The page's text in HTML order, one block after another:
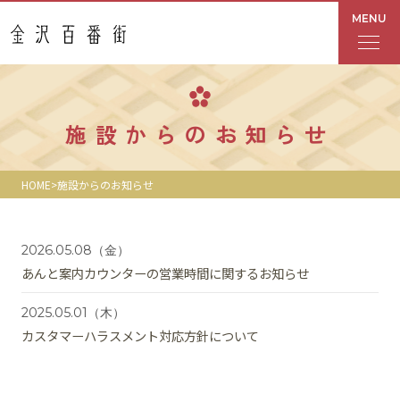
MENU
フロアガイド
あんと
Rinto
あんと西
ショップ検索
レストラン・カフェ
施設からのお知らせ
HOME 施設からのお知らせ
2026.05.08 （金）
あんと案内カウンターの営業時間に関するお知らせ
2025.05.01 （木）
カスタマーハラスメント対応方針について